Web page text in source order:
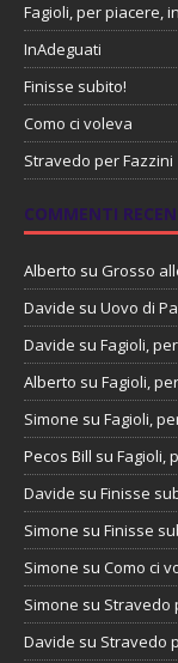
Fagioli, per piacere,
InAdeguati
Finisse subito!
Como ci voleva
Stravedo per Fazzini
COMMENTI
Alberto su Grosso
Davide su Uovo di
Davide su Fagioli,
Alberto su Fagioli,
Simone su Fagioli,
Pecos Bill su Fagioli,
Davide su Finisse
Simone su Finisse
Simone su Como ci
Simone su Stravedo
Davide su Stravedo